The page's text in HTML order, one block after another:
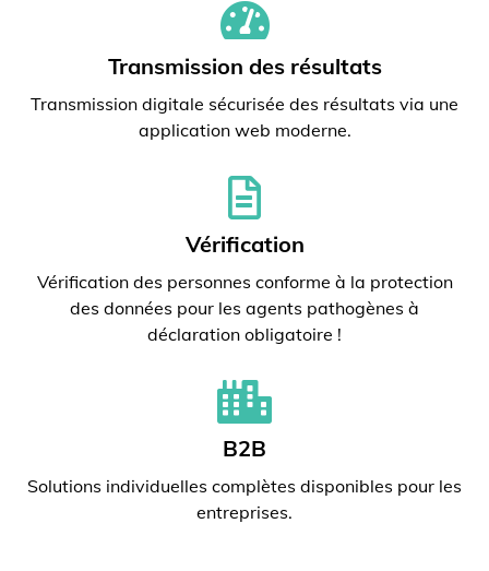
Transmission des résultats
Transmission digitale sécurisée des résultats via une
application web moderne.
Vérification
Vérification des personnes conforme à la protection
des données pour les agents pathogènes à
déclaration obligatoire !
B2B
Solutions individuelles complètes disponibles pour les
entreprises.